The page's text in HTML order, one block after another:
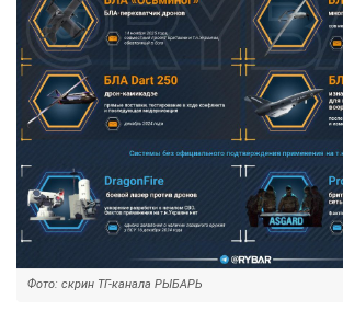
Фото: скрин ТГ-канала РЫБАРЬ